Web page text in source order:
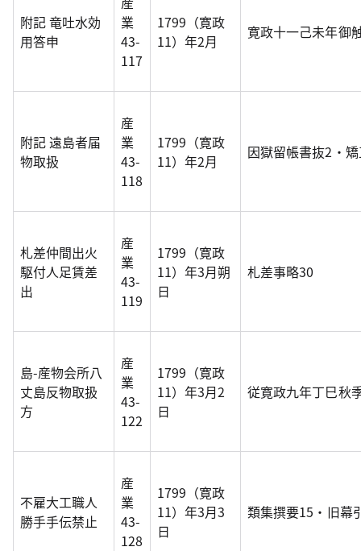
附記 竜吐水効
用答申
業
43-
117
1799（寛政
11）年2月
寛政十一己未年御
附記 遠島者届
物取扱
産
業
43-
118
1799（寛政
11）年2月
因獄留帳書抜2・
札差仲間出火
駆付人足賃差
出
産
業
43-
119
1799（寛政
11）年3月朔
日
札差事略30
島-産物会所八
丈島反物取扱
方
産
業
43-
122
1799（寛政
11）年3月2
日
従寛政九年丁巳秋
不雇大工職人
勝手手伝禁止
産
業
43-
128
1799（寛政
11）年3月3
日
類集撰要15・旧幕